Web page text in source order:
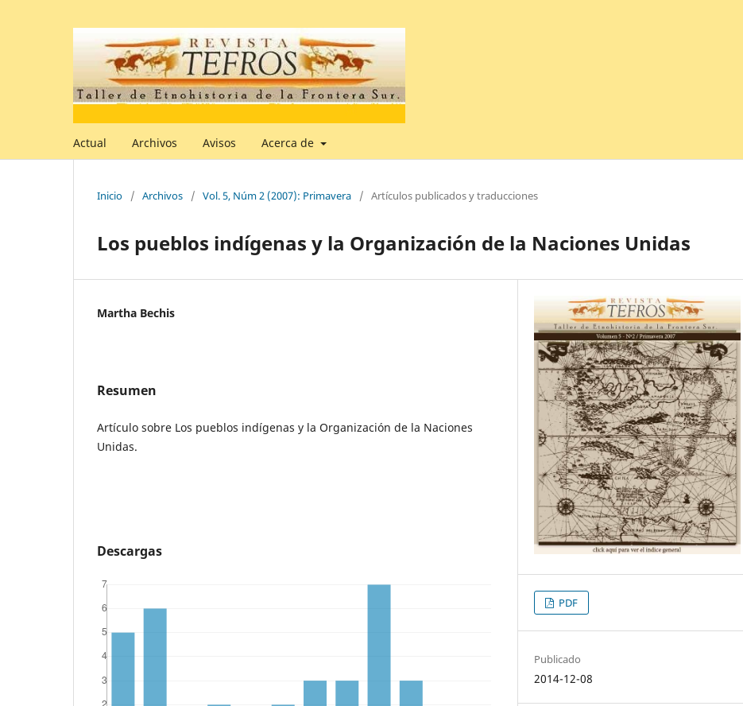
Actual Archivos Avisos Acerca de
Inicio / Archivos / Vol. 5, Núm 2 (2007): Primavera / Artículos publicados y traducciones
Los pueblos indígenas y la Organización de la Naciones Unidas
Martha Bechis
Resumen
Artículo sobre Los pueblos indígenas y la Organización de la Naciones
Unidas.
Descargas
PDF
Publicado
2014-12-08